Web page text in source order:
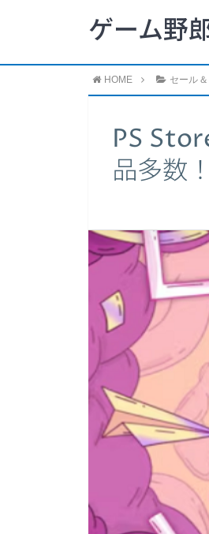
ゲーム野
HOME セール
PS
品多数